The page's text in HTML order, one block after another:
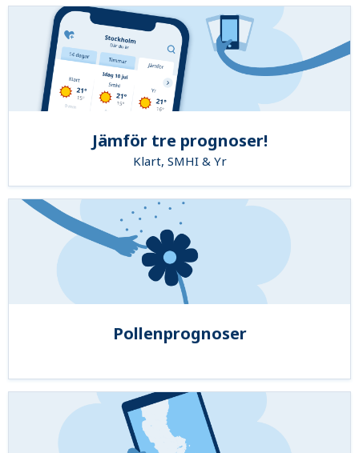
Jämför tre prognoser!
Klart, SMHI & Yr
Pollenprognoser